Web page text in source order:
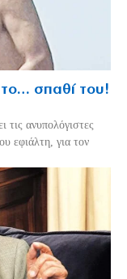
σπαθί του!
τις ανυπολόγιστες
εφιάλτη, για τον